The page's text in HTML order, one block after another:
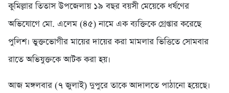
কুমিল্লার তিতাস উপজেলায় ১৯ বছর বয়সী মেয়েকে ধর্ষণের
অভিযোগে মো. এলেম (৪৫) নামে এক ব্যক্তিকে গ্রেপ্তার করেছে
পুলিশ। ভুক্তভোগীর মায়ের দায়ের করা মামলার ভিত্তিতে সোমবার
রাতে অভিযুক্তকে আটক করা হয়।
আজ মঙ্গলবার (৭ জুলাই) দুপুরে তাকে আদালতে পাঠানো হয়েছে।